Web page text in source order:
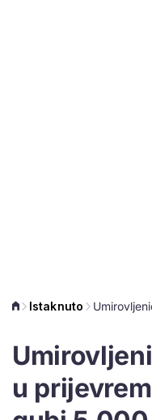
Istaknuto
u